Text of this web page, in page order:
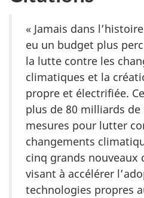
« Jamais dans
eu un budget plus
la lutte contre les
climatiques et la
propre et électrifiée.
plus de 80 milliards
mesures pour lutter
changements
cinq grands nouveaux
visant à accélérer
technologies propres